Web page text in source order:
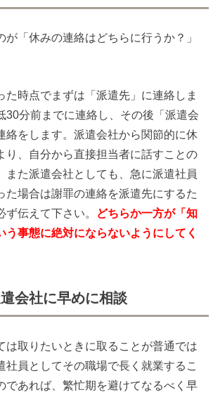
が「休みの連絡はどちらに行うか？」
た時点でまずは「派遣先」に連絡しま
30分前までに連絡し、その後「派遣会
絡をします。派遣会社から関節的に休
り、自分から直接担当者に話すことの
また派遣会社としても、急に派遣社員
た場合は謝罪の連絡を派遣先にするた
伝えて下さい。 どちらか一方が「知
う事態に絶対にならないようにしてく
会社に早めに相談
は取りたいときに取ることが普通では
社員としてその職場で長く就業するこ
であれば、繁忙期を避けてなるべく早